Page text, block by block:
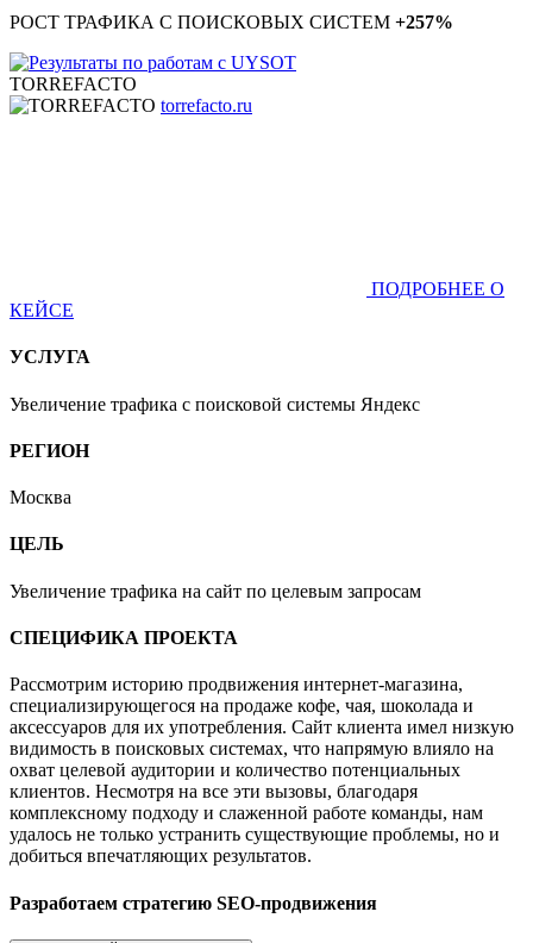
РОСТ ТРАФИКА С ПОИСКОВЫХ СИСТЕМ +257%
TORREFACTO
torrefacto.ru
ПОДРОБНЕЕ О
КЕЙСЕ
УСЛУГА
Увеличение трафика с поисковой системы Яндекс
РЕГИОН
Москва
ЦЕЛЬ
Увеличение трафика на сайт по целевым запросам
СПЕЦИФИКА ПРОЕКТА
Рассмотрим историю продвижения интернет-магазина,
специализирующегося на продаже кофе, чая, шоколада и
аксессуаров для их употребления. Сайт клиента имел низкую
видимость в поисковых системах, что напрямую влияло на
охват целевой аудитории и количество потенциальных
клиентов. Несмотря на все эти вызовы, благодаря
комплексному подходу и слаженной работе команды, нам
удалось не только устранить существующие проблемы, но и
добиться впечатляющих результатов.
Разработаем стратегию SEO-продвижения